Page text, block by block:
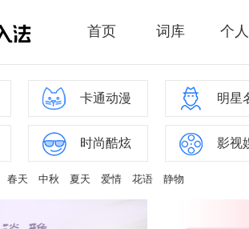
首页 词库 个
卡通动漫 明星
时尚酷炫 影视
春天 中秋 夏天 爱情 花语 静物